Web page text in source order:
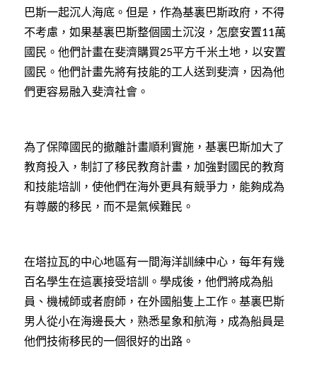
巴斯一起沉人海底。但是，作為基裏巴斯政府，不得
不考慮，如果基裏巴斯整個國土沉沒，怎麼安置11萬
國民。他們計畫在斐濟購買25平方千米土地，以安置
國民。他們計畫先將有技能的工人送到斐濟，因為他
們更容易融入斐濟社會。
為了保障國民的撤離計畫順利實施，基裏巴斯加大了
教育投入，制訂了移民教育計畫，加強對國民的教育
和技能培訓，使他們在海外更具有競爭力，能夠成為
有尊嚴的移民，而不是氣候難民。
在塔拉瓦的中心地區有一間海洋訓練中心，每年有幾
百名學生在這裏接受培訓。學成後，他們將成為船
員、機械師或者廚師，在外國船隻上工作。基裏巴斯
男人從小在海邊長大，熟悉星象和航海，成為船員是
他們技術移民的一個很好的出路。